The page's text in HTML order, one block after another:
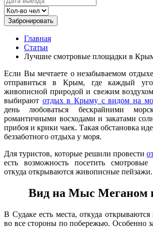
Забронировать
Главная
Статьи
Лучшие смотровые площадки в
Если Вы мечтаете о незабываемом
отправиться в Крым, где каждый
живописной природой и свежим
выбирают отдых в Крыму с видом на
день любоваться бескрайними
романтичными восходами и закатами
прибоя и крики чаек. Такая обстановка
беззаботного отдыха у моря.
Для туристов, которые решили провести
есть возможность посетить
откуда открываются живописные пейзажи.
Вид на Мыс Меганом
В Судаке есть места, откуда
во все стороны по побережью. Особенно